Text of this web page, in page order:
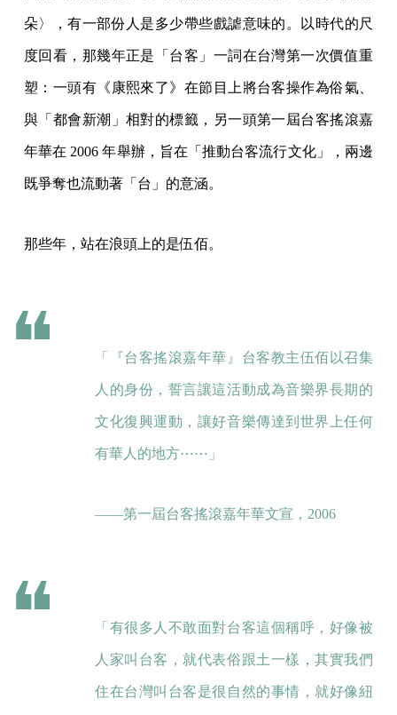
朵〉，有一部份人是多少帶些戲謔意味的。以時代的尺
度回看，那幾年正是「台客」一詞在台灣第一次價值重
塑：一頭有《康熙來了》在節目上將台客操作為俗氣、
與「都會新潮」相對的標籤，另一頭第一屆台客搖滾嘉
年華在 2006 年舉辦，旨在「推動台客流行文化」，兩邊
既爭奪也流動著「台」的意涵。
那些年，站在浪頭上的是伍佰。
「『台客搖滾嘉年華』台客教主伍佰以召集
人的身份，誓言讓這活動成為音樂界長期的
文化復興運動，讓好音樂傳達到世界上任何
有華人的地方⋯⋯」
——第一屆台客搖滾嘉年華文宣，2006
「有很多人不敢面對台客這個稱呼，好像被
人家叫台客，就代表俗跟土一樣，其實我們
住在台灣叫台客是很自然的事情，就好像紐